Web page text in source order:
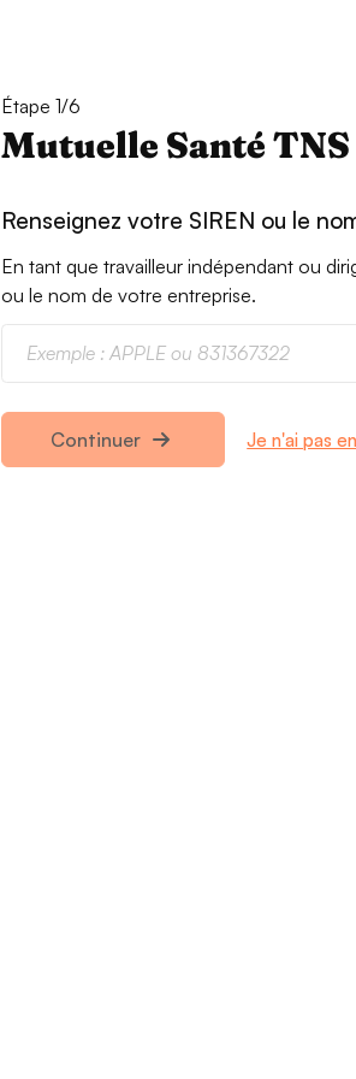
Étape 1/6
Mutuelle Santé TNS
Renseignez votre SIREN ou le
En tant que travailleur indépendant ou
ou le nom de votre entreprise.
Continuer Je n'ai pas